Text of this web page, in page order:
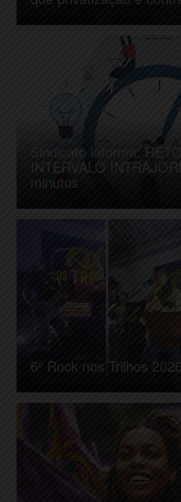
Sindicato informa:
INTERVALO
minutos
6º Rock nos Trilhos